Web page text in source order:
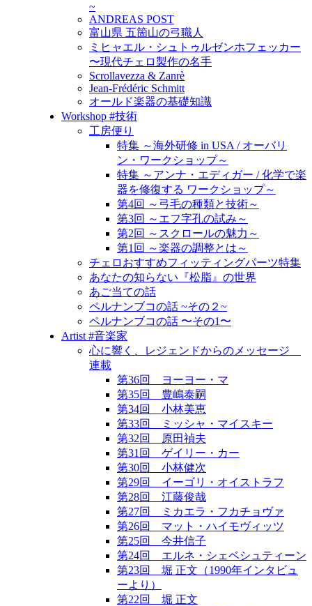
~
ANDREAS POST
富山県 五箇山の弓職人
ミヒャエル・シュトゥルゼンホフェッカー
〜現代チェロ製作の名手
Scrollavezza & Zanrè
Jean-Frédéric Schmitt
オールド楽器の基礎知識
Workshop #技術
工房便り
特集 ～海外研修 in USA / オーバリ
ン・ワークショップ～
特集 ～アンナ・エディガー / 化学で楽
器を修復する ワークショップ～
第4回 ～弓毛の種類と技術～
第3回 ～エフ字孔の試み～
第2回 ～スクロールの魅力～
第1回 ～楽器の調整とは～
チェロおすすめフィッティングパーツ特集
あなたの知らない『松脂』の世界
あご当ての話
ペルナンブコの話 ~その２~
ペルナンブコの話 〜その1〜
Artist #音楽家
心に響く、レジェンドからのメッセージ
連載
第36回 ヨーヨー・マ
第35回 豊嶋泰嗣
第34回 小林美恵
第33回 ミッシャ・マイスキー
第32回 原田禎夫
第31回 ゲイリー・カー
第30回 小林健次
第29回 イーゴリ・オイストラフ
第28回 江藤俊哉
第27回 ミカエラ・フカチョヴァ
第26回 マット・ハイモヴィッツ
第25回 今井信子
第24回 エルネ・シェベシュティーン
第23回 堀 正文（1990年インタビュ
ーより）
第22回 堀 正文